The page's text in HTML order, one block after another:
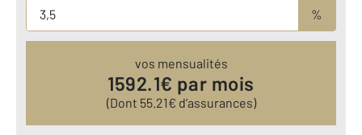
%
vos mensualités
1592.1€ par mois
(Dont 55.21€ d’assurances)